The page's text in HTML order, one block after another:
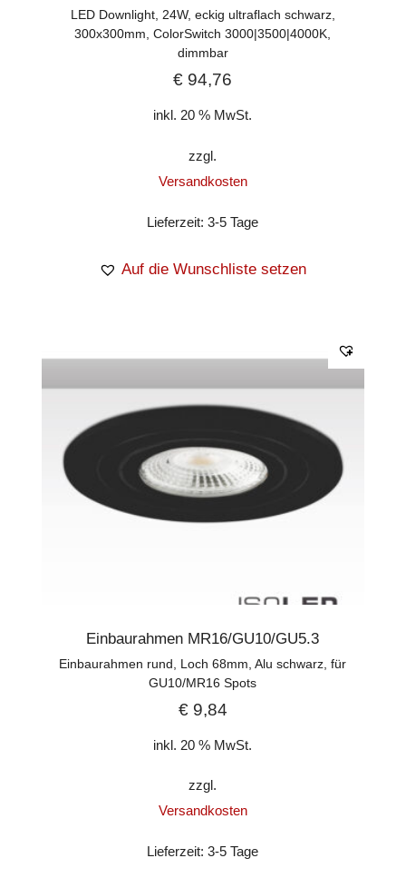
LED Downlight, 24W, eckig ultraflach schwarz,
300x300mm, ColorSwitch 3000|3500|4000K,
dimmbar
€ 94,76
inkl. 20 % MwSt.
zzgl.
Versandkosten
Lieferzeit:3-5 Tage
Auf die Wunschliste setzen
Einbaurahmen MR16/GU10/GU5.3
Einbaurahmen rund, Loch 68mm, Alu schwarz, für
GU10/MR16 Spots
€9,84
inkl. 20 % MwSt.
zzgl.
Versandkosten
Lieferzeit:3-5 Tage